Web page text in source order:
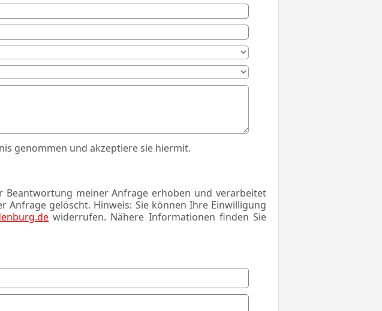
genommen und akzeptiere sie hiermit.
meiner Anfrage erhoben und verarbeitet
Anfrage gelöscht. Hinweis: Sie können Ihre Einwilligung
widerrufen. Nähere Informationen finden Sie